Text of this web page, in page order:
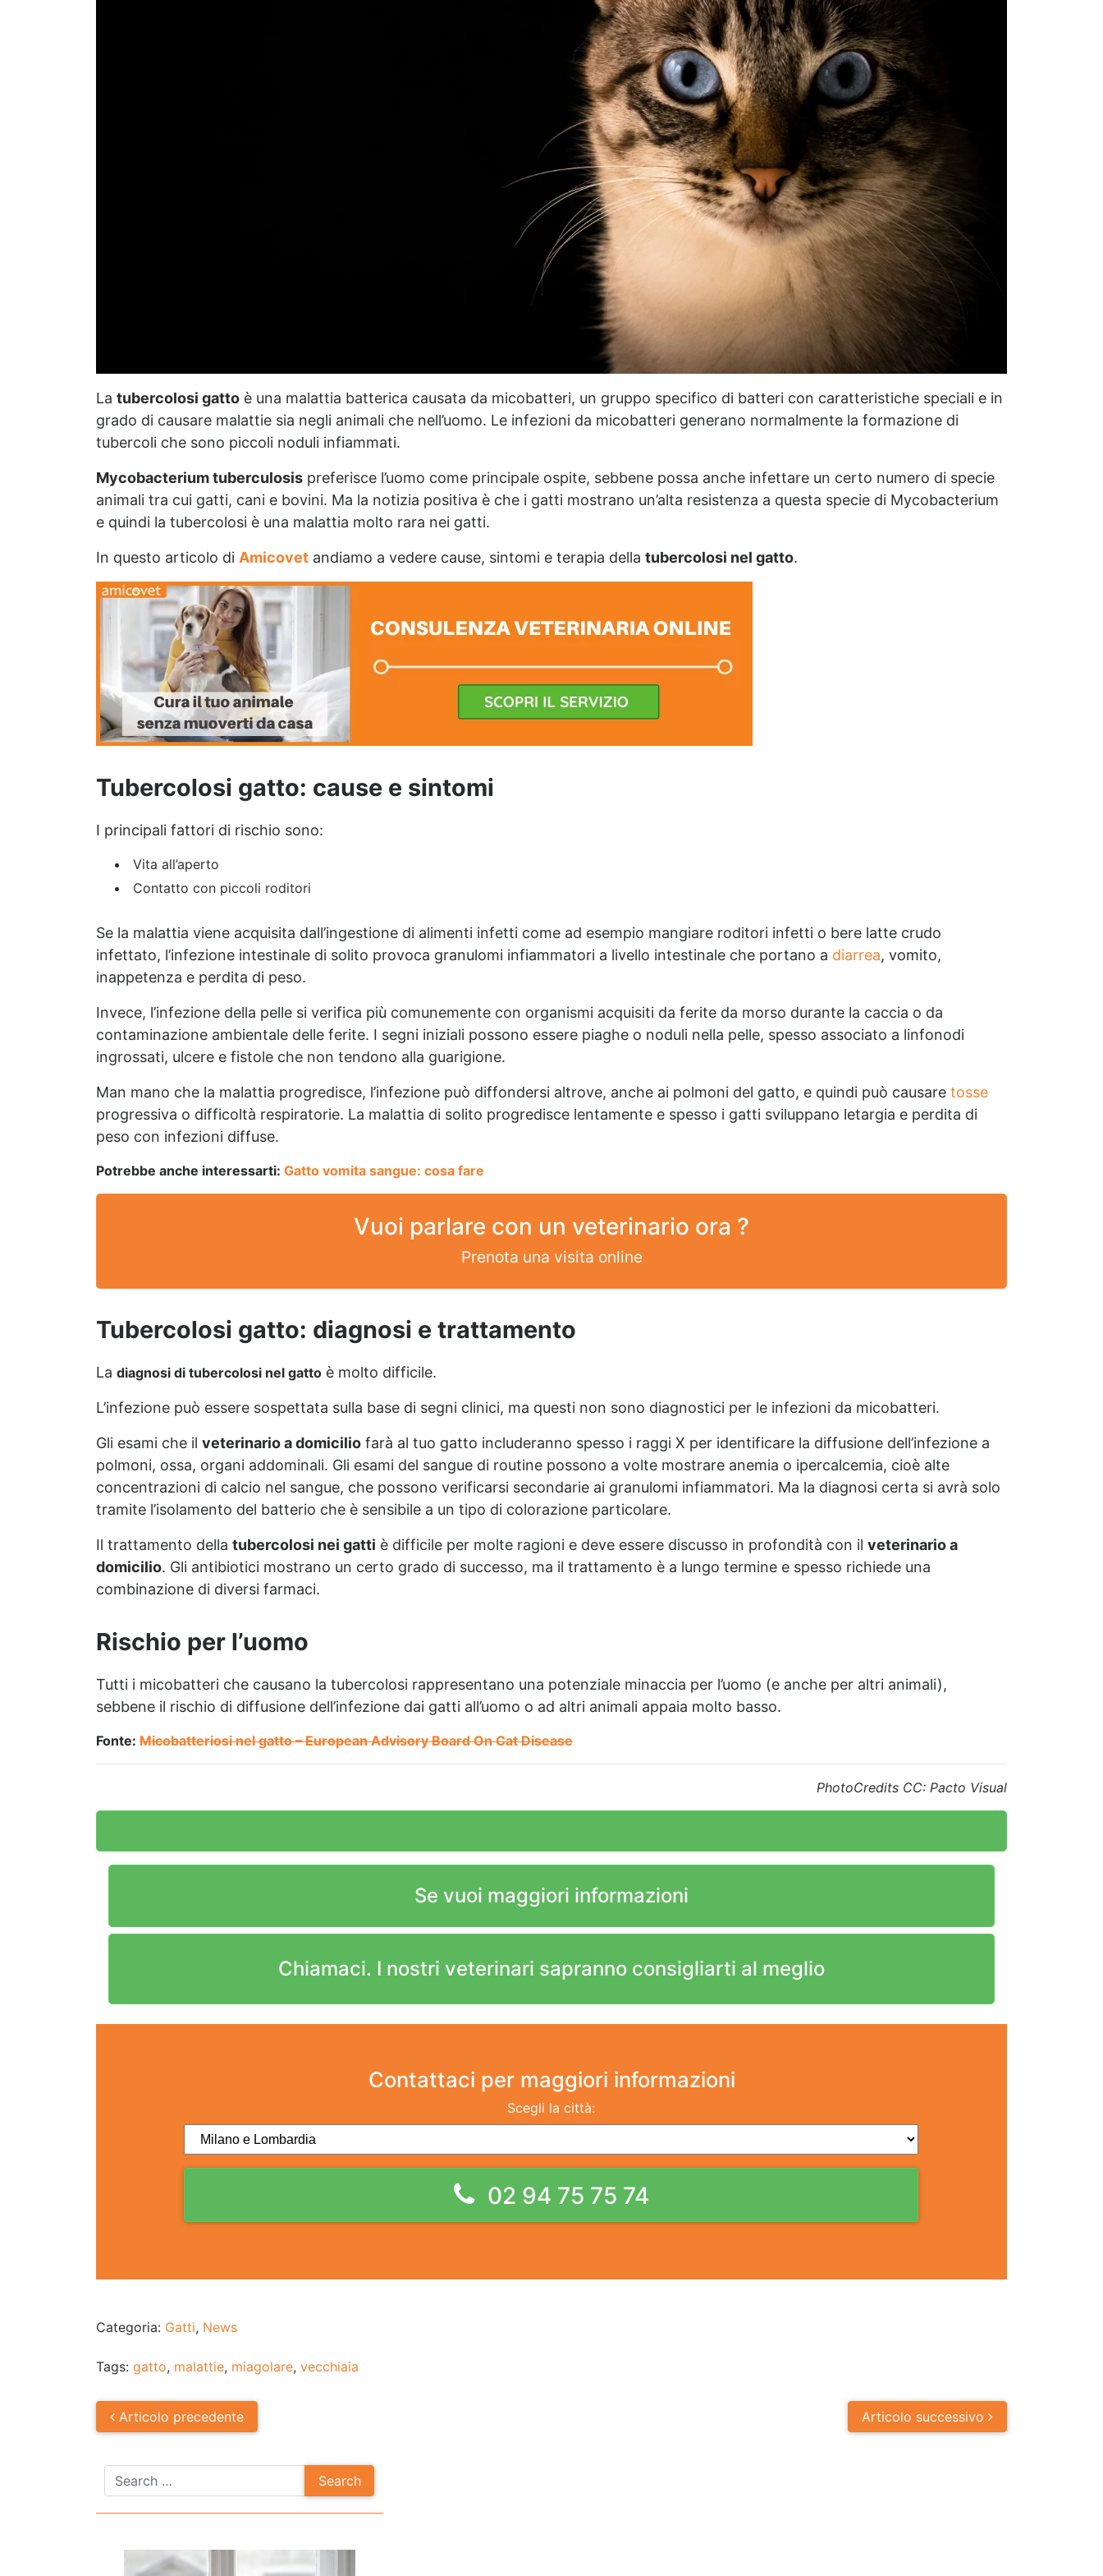
La tubercolosi gatto è una malattia batterica causata da micobatteri, un gruppo specifico di batteri con caratteristiche speciali e in
grado di causare malattie sia negli animali che nell’uomo. Le infezioni da micobatteri generano normalmente la formazione di
tubercoli che sono piccoli noduli infiammati.
Mycobacterium tuberculosis preferisce l’uomo come principale ospite, sebbene possa anche infettare un certo numero di specie
animali tra cui gatti, cani e bovini. Ma la notizia positiva è che i gatti mostrano un’alta resistenza a questa specie di Mycobacterium
e quindi la tubercolosi è una malattia molto rara nei gatti.
In questo articolo di Amicovet andiamo a vedere cause, sintomi e terapia della tubercolosi nel gatto.
Tubercolosi gatto: cause e sintomi
I principali fattori di rischio sono:
Vita all’aperto
Contatto con piccoli roditori
Se la malattia viene acquisita dall’ingestione di alimenti infetti come ad esempio mangiare roditori infetti o bere latte crudo
infettato, l’infezione intestinale di solito provoca granulomi infiammatori a livello intestinale che portano a diarrea, vomito,
inappetenza e perdita di peso.
Invece, l’infezione della pelle si verifica più comunemente con organismi acquisiti da ferite da morso durante la caccia o da
contaminazione ambientale delle ferite. I segni iniziali possono essere piaghe o noduli nella pelle, spesso associato a linfonodi
ingrossati, ulcere e fistole che non tendono alla guarigione.
Man mano che la malattia progredisce, l’infezione può diffondersi altrove, anche ai polmoni del gatto, e quindi può causare tosse
progressiva o difficoltà respiratorie. La malattia di solito progredisce lentamente e spesso i gatti sviluppano letargia e perdita di
peso con infezioni diffuse.
Potrebbe anche interessarti: Gatto vomita sangue: cosa fare
Vuoi parlare con un veterinario ora ?
Prenota una visita online
Tubercolosi gatto: diagnosi e trattamento
La diagnosi di tubercolosi nel gatto è molto difficile.
L’infezione può essere sospettata sulla base di segni clinici, ma questi non sono diagnostici per le infezioni da micobatteri.
Gli esami che il veterinario a domicilio farà al tuo gatto includeranno spesso i raggi X per identificare la diffusione dell’infezione a
polmoni, ossa, organi addominali. Gli esami del sangue di routine possono a volte mostrare anemia o ipercalcemia, cioè alte
concentrazioni di calcio nel sangue, che possono verificarsi secondarie ai granulomi infiammatori. Ma la diagnosi certa si avrà solo
tramite l’isolamento del batterio che è sensibile a un tipo di colorazione particolare.
Il trattamento della tubercolosi nei gatti è difficile per molte ragioni e deve essere discusso in profondità con il veterinario a
domicilio. Gli antibiotici mostrano un certo grado di successo, ma il trattamento è a lungo termine e spesso richiede una
combinazione di diversi farmaci.
Rischio per l’uomo
Tutti i micobatteri che causano la tubercolosi rappresentano una potenziale minaccia per l’uomo (e anche per altri animali),
sebbene il rischio di diffusione dell’infezione dai gatti all’uomo o ad altri animali appaia molto basso.
Fonte: Micobatteriosi nel gatto – European Advisory Board On Cat Disease
PhotoCredits CC: Pacto Visual
Se vuoi maggiori informazioni
Chiamaci. I nostri veterinari sapranno consigliarti al meglio
Contattaci per maggiori informazioni
Scegli la città:
02 94 75 75 74
Categoria: Gatti, News
Tags: gatto, malattie, miagolare, vecchiaia
Post
navigation
Articolo precedente Articolo successivo